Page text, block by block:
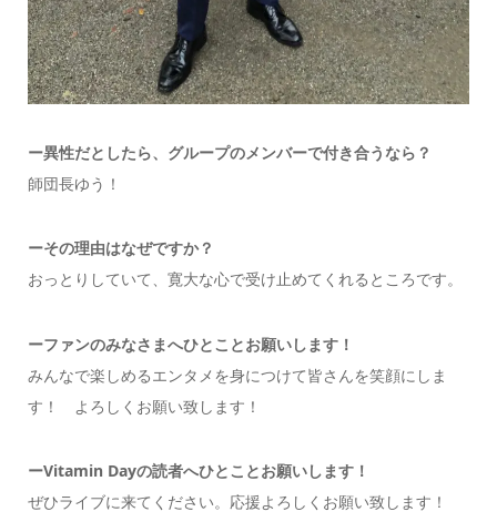
ー異性だとしたら、グループのメンバーで付き合うなら？
師団長ゆう！
ーその理由はなぜですか？
おっとりしていて、寛大な心で受け止めてくれるところです。
ーファンのみなさまへひとことお願いします！
みんなで楽しめるエンタメを身につけて皆さんを笑顔にしま
す！ よろしくお願い致します！
ーVitamin Dayの読者へひとことお願いします！
ぜひライブに来てください。応援よろしくお願い致します！